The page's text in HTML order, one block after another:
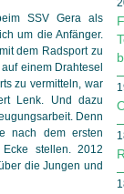
SSV Gera als
um die Anfänger.
dem Radsport zu
einem Drahtesel
zu vermitteln, war
Lenk. Und dazu
Denn
nach dem ersten
stellen. 2012
die Jungen und